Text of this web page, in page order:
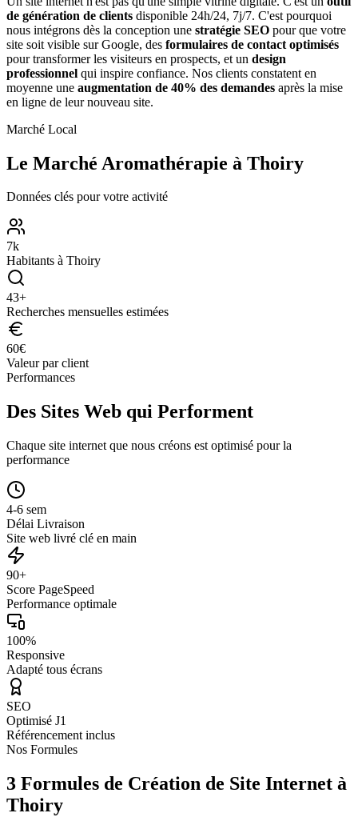
de génération de clients disponible 24h/24, 7j/7. C'est pourquoi
nous intégrons dès la conception une stratégie SEO pour que votre
site soit visible sur Google, des formulaires de contact optimisés
pour transformer les visiteurs en prospects, et un design
professionnel qui inspire confiance. Nos clients constatent en
moyenne une augmentation de 40% des demandes après la mise
en ligne de leur nouveau site.
Marché Local
Le Marché Aromathérapie à Thoiry
Données clés pour votre activité
7k
Habitants à Thoiry
43+
Recherches mensuelles estimées
60€
Valeur par client
Performances
Des Sites Web qui Performent
Chaque site internet que nous créons est optimisé pour la
performance
4-6 sem
Délai Livraison
Site web livré clé en main
90+
Score PageSpeed
Performance optimale
100%
Responsive
Adapté tous écrans
SEO
Optimisé J1
Référencement inclus
Nos Formules
3 Formules de Création de Site Internet à
Thoiry